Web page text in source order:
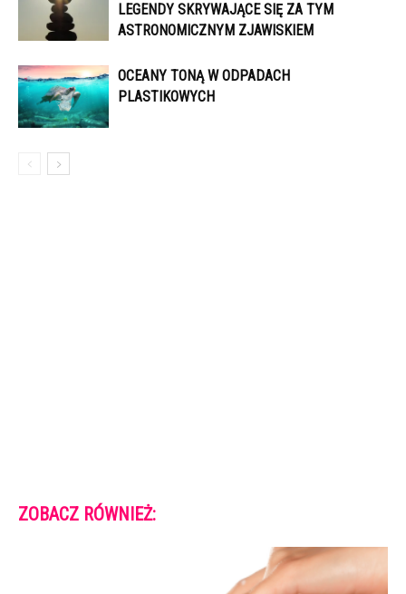
LEGENDY SKRYWAJĄCE SIĘ ZA TYM
ASTRONOMICZNYM ZJAWISKIEM
OCEANY TONĄ W ODPADACH
PLASTIKOWYCH
ZOBACZ RÓWNIEŻ: